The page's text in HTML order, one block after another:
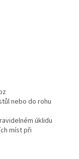
nebo do rohu
úklidu
míst při